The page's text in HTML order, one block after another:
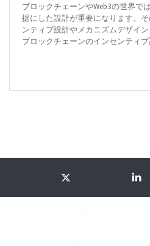
ブロックチェーンやWeb3の世界で
提にした設計が重要になります。
ンティブ設計やメカニズムデザイ
ブロックチェーンのインセンティ